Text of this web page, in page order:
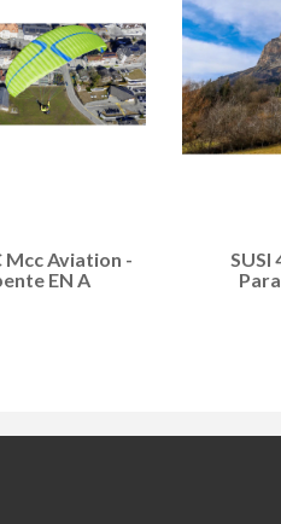
Mcc Aviation -
EN A
SUSI